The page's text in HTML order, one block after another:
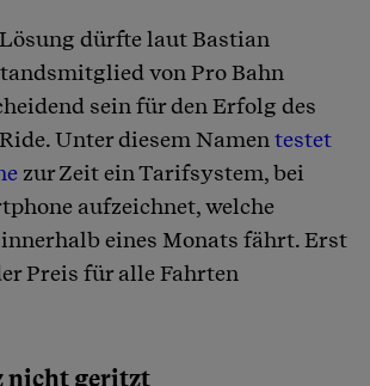
dürfte laut Bastian
von Pro Bahn
sein für den Erfolg des
Unter diesem Namentestet
zur Zeit ein Tarifsystem, bei
aufzeichnet, welche
eines Monats fährt. Erst
Preis für alle Fahrten
nicht geritzt